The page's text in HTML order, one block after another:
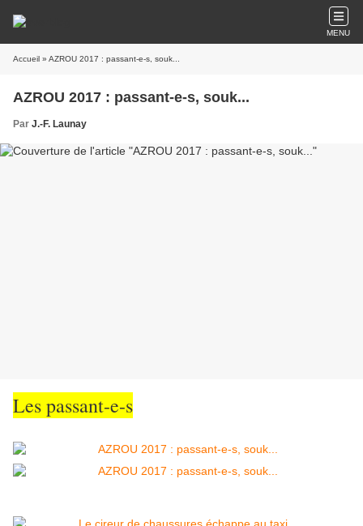
MENU
Accueil » AZROU 2017 : passant-e-s, souk...
AZROU 2017 : passant-e-s, souk...
Par J.-F. Launay
Les passant-e-s